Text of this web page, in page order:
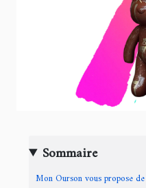
Sommaire
Mon Ourson vous propose